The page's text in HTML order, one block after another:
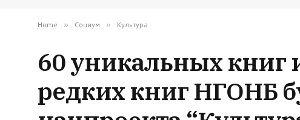
Home » Социум » Культура
60 уникальных книг
редких книг НГОНБ